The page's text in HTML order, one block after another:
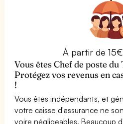
À partir de
Vous êtes Chef de poste
Protégez vos revenus en
!
Vous êtes indépendants, et
votre caisse d'assurance ne
voire négligeables. Beaucoup